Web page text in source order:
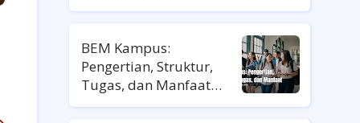
BEM Kampus:
Pengertian, Struktur,
Tugas, dan Manfaat
untuk Mahasiswa